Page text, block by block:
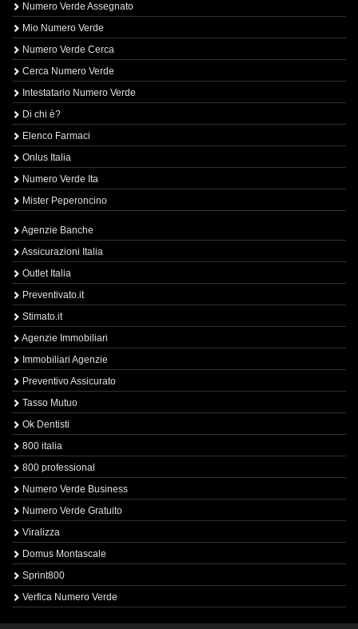
Numero Verde Assegnato
Mio Numero Verde
Numero Verde Cerca
Cerca Numero Verde
Intestatario Numero Verde
Di chi è?
Elenco Farmaci
Onlus Italia
Numero Verde Ita
Mister Peperoncino
Agenzie Banche
Assicurazioni Italia
Outlet Italia
Preventivato.it
Stimato.it
Agenzie Immobiliari
Immobiliari Agenzie
Preventivo Assicurato
Tasso Mutuo
Ok Dentisti
800 italia
800 professional
Numero Verde Business
Numero Verde Gratuito
Viralizza
Domus Montascale
Sprint800
Verfica Numero Verde